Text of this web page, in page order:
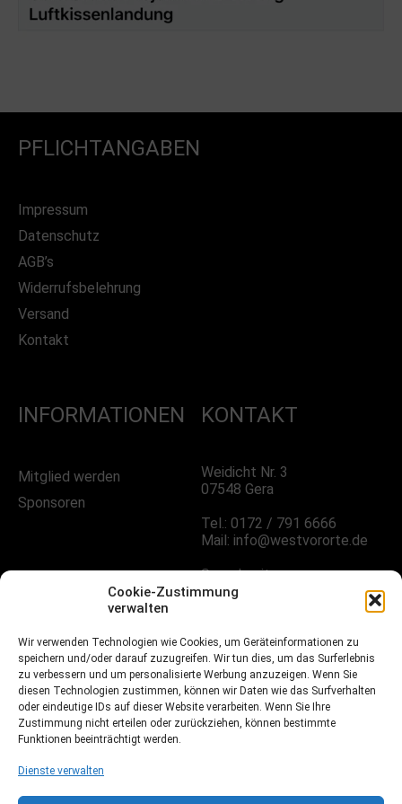
Cookie-Zustimmung
verwalten
Wir verwenden Technologien wie Cookies, um Geräteinformationen zu
speichern und/oder darauf zuzugreifen. Wir tun dies, um das Surferlebnis
zu verbessern und um personalisierte Werbung anzuzeigen. Wenn Sie
diesen Technologien zustimmen, können wir Daten wie das Surfverhalten
oder eindeutige IDs auf dieser Website verarbeiten. Wenn Sie Ihre
Zustimmung nicht erteilen oder zurückziehen, können bestimmte
Funktionen beeinträchtigt werden.
Dienste verwalten
PFLICHTANGABEN
Impressum
Datenschutz
AGB’s
Widerrufsbelehrung
Versand
Kontakt
INFORMATIONEN
Mitglied werden
Sponsoren
KONTAKT
Weidicht Nr. 3
07548 Gera
Tel.: 0172 / 791 6666
Mail: info@westvororte.de
Sprechzeiten:
Nach Vereinbarung
FOLGE UNS!
Facebook
Fussball.de